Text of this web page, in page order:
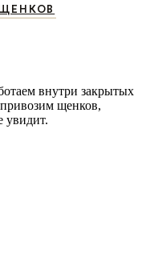
внутри закрытых
щенков,
увидит.